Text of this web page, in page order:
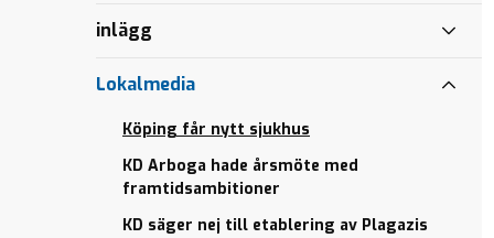
Köping
mkr
till
skolan
i
budget
2022
inlägg
partier
tror du
backar
medan
Kungsör
ökar
starkt?
Lokalmedia
Köping får nytt sjukhus
KD Arboga hade årsmöte med
framtidsambitioner
KD säger nej till etablering av Plagazis
Fastställdes på
årsmöte den 19
KD
Köping
går till
val
för
barn
och
familjer